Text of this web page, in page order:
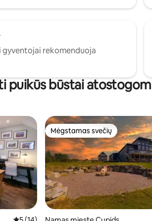
gyventojai rekomenduoja
puikūs būstai
Mėgstamas svečių
Mėgstamas svečių